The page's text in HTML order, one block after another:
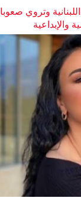
وتروي
والإبداعية